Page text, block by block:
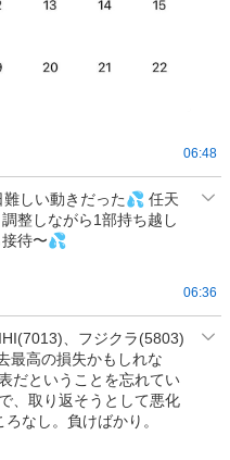
06:48
しい動きだった💦 任天
整しながら1部持ち越し
接待〜💦
06:36
、フジクラ(5803)
最高の損失かもしれな
だということを忘れてい
、取り返そうとして悪化
なし。負けばかり。